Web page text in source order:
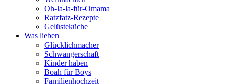
Oh-la-la-für-Omama
Ratzfatz-Rezepte
Gelüsteküche
Was lieben
Glücklichmacher
Schwangerschaft
Kinder haben
Boah für Boys
Familienhochzeit